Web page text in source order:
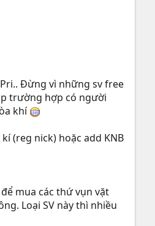
Đừng vì những sv free
trường hợp có người
khí
(reg nick) hoặc add KNB
mua các thứ vụn vặt
Loại SV này thì nhiều